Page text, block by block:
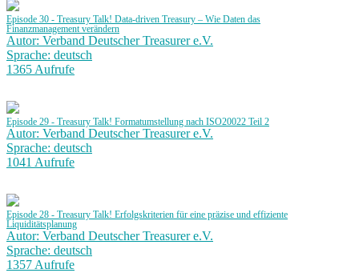
Episode 30 - Treasury Talk! Data-driven Treasury – Wie Daten das
Finanzmanagement verändern
Autor: Verband Deutscher Treasurer e.V.
Sprache: deutsch
1365 Aufrufe
Episode 29 - Treasury Talk! Formatumstellung nach ISO20022 Teil 2
Autor: Verband Deutscher Treasurer e.V.
Sprache: deutsch
1041 Aufrufe
Episode 28 - Treasury Talk! Erfolgskriterien für eine präzise und effiziente
Liquiditätsplanung
Autor: Verband Deutscher Treasurer e.V.
Sprache: deutsch
1357 Aufrufe